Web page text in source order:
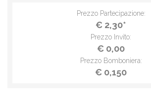
Prezzo Partecipazione:
€ 2,30*
Prezzo Invito:
€ 0,00
Prezzo Bomboniera:
€ 0,150